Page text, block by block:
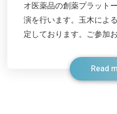
オ医薬品の創薬プラット
演を行います。玉木によ
定しております。ご参加
Read